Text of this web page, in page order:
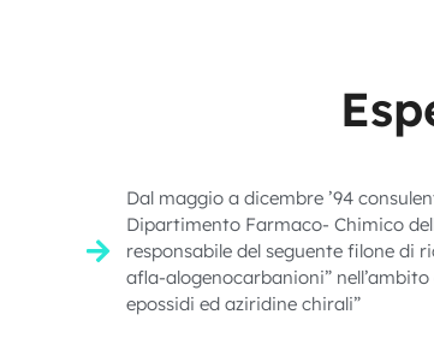
Dal maggio a dicembre ’94
Dipartimento Farmaco- Chimico
responsabile del seguente filone di
afla-alogenocarbanioni”
epossidi ed aziridine chirali”